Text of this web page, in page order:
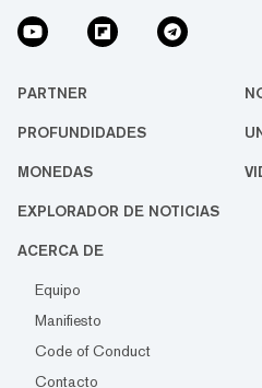
PARTNER
PROFUNDIDADES
MONEDAS
EXPLORADOR DE NOTICIAS
ACERCA DE
Equipo
Manifiesto
Code of Conduct
Contacto